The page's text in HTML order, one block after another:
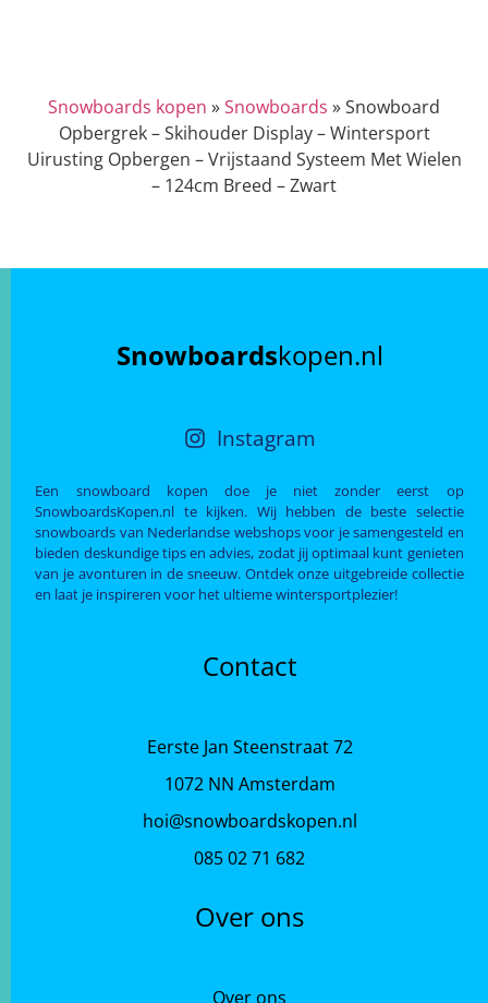
Snowboards kopen »Snowboards »Snowboard
Opbergrek – Skihouder Display – Wintersport
Uirusting Opbergen – Vrijstaand Systeem Met Wielen
– 124cm Breed – Zwart
Snowboardskopen.nl
Instagram
Een snowboard kopen doe je niet zonder eerst op
SnowboardsKopen.nl te kijken. Wij hebben de beste selectie
snowboards van Nederlandse webshops voor je samengesteld en
bieden deskundige tips en advies, zodat jij optimaal kunt genieten
van je avonturen in de sneeuw. Ontdek onze uitgebreide collectie
en laat je inspireren voor het ultieme wintersportplezier!
Contact
Eerste Jan Steenstraat 72
1072 NN Amsterdam
hoi@snowboardskopen.nl
085 02 71 682
Over ons
Over ons